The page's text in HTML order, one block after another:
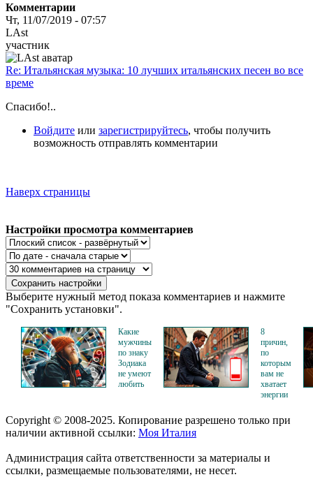
Комментарии
Чт, 11/07/2019 - 07:57
LAst
участник
Re: Итальянская музыка: 10 лучших итальянских песен во все
време
Спасибо!..
Войдите или зарегистрируйтесь, чтобы получить
возможность отправлять комментарии
Наверх страницы
Настройки просмотра комментариев
Выберите нужный метод показа комментариев и нажмите
"Сохранить установки".
Какие
мужчины
по знаку
Зодиака
не умеют
любить
8
причин,
по
которым
вам не
хватает
энергии
Copyright © 2008-2025. Копирование разрешено только при
наличии активной ссылки: Моя Италия
Администрация сайта ответственности за материалы и
ссылки, размещаемые пользователями, не несет.